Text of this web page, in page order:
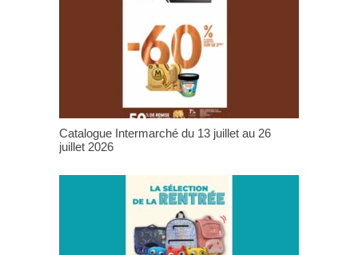
Catalogue Intermarché du 13 juillet au 26
juillet 2026